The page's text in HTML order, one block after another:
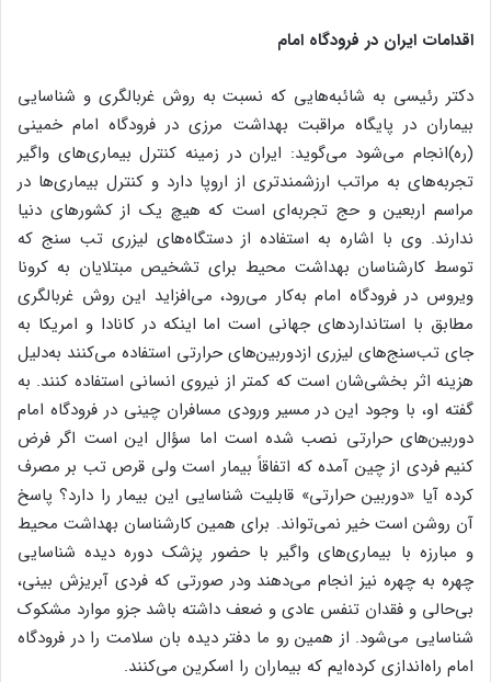
اقدامات ایران در فرودگاه امام
دکتر رئیسی به شائبه‌هایی که نسبت به روش غربالگری و شناسایی
بیماران در پایگاه مراقبت بهداشت مرزی در فرودگاه امام خمینی
(ره)انجام می‌شود می‌گوید: ایران در زمینه کنترل بیماری‌های واگیر
تجربه‌های به مراتب ارزشمندتری از اروپا دارد و کنترل بیماری‌ها در
مراسم اربعین و حج تجربه‌ای است که هیچ یک از کشورهای دنیا
ندارند. وی با اشاره به استفاده از دستگاه‌های لیزری تب سنج که
توسط کارشناسان بهداشت محیط برای تشخیص مبتلایان به کرونا
ویروس در فرودگاه امام به‌کار می‌رود، می‌افزاید این روش غربالگری
مطابق با استانداردهای جهانی است اما اینکه در کانادا و امریکا به
جای تب‌سنج‌های لیزری ازدوربین‌های حرارتی استفاده می‌کنند به‌دلیل
هزینه اثر بخشی‌شان است که کمتر از نیروی انسانی استفاده کنند. به
گفته او، با وجود این در مسیر ورودی مسافران چینی در فرودگاه امام
دوربین‌های حرارتی نصب شده است اما سؤال این است اگر فرض
کنیم فردی از چین آمده که اتفاقاً بیمار است ولی قرص تب بر مصرف
کرده آیا «دوربین حرارتی» قابلیت شناسایی این بیمار را دارد؟ پاسخ
آن روشن است خیر نمی‌تواند. برای همین کارشناسان بهداشت محیط
و مبارزه با بیماری‌های واگیر با حضور پزشک دوره دیده شناسایی
چهره به چهره نیز انجام می‌دهند ودر صورتی که فردی آبریزش بینی،
بی‌حالی و فقدان تنفس عادی و ضعف داشته باشد جزو موارد مشکوک
شناسایی می‌شود. از همین رو ما دفتر دیده بان سلامت را در فرودگاه
امام راه‌اندازی کرده‌ایم که بیماران را اسکرین می‌کنند.